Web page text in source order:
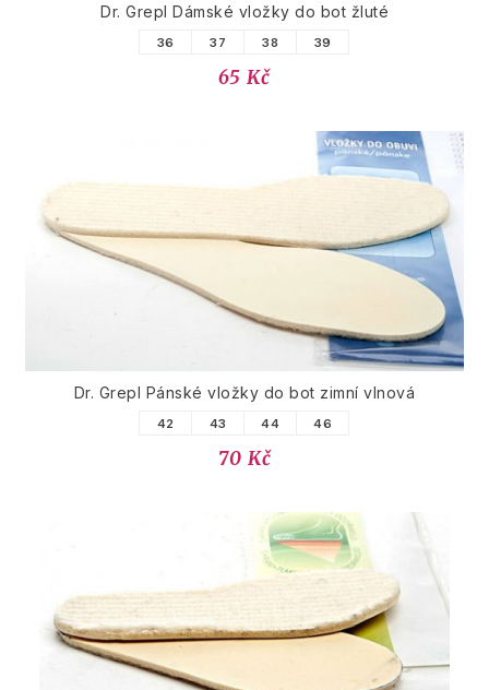
Dr. Grepl Dámské vložky do bot žluté
36 37 38 39
65 Kč
Dr. Grepl Pánské vložky do bot zimní vlnová
42 43 44 46
70 Kč